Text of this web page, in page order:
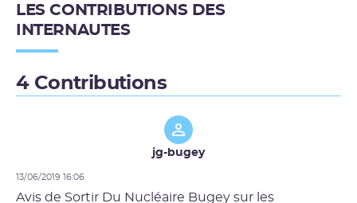
LES CONTRIBUTIONS DES
INTERNAUTES
4 Contributions
jg-bugey
13/06/2019 16:06
Avis de Sortir Du Nucléaire Bugey sur les